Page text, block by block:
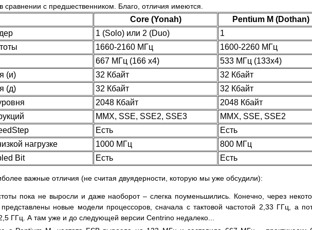
сравнении с предшественником. Благо, отличия имеются.
Core (Yonah)
Pentium M (Dothan)
1 (Solo) или 2 (Duo)
1
1660-2160 МГц
1600-2260 МГц
667 МГц (166 x4)
533 МГц (133x4)
(и)
32 Кбайт
32 Кбайт
(д)
32 Кбайт
32 Кбайт
2048 Кбайт
2048 Кбайт
MMX, SSE, SSE2, SSE3
MMX, SSE, SSE2
Есть
Есть
нагрузке
1000 МГц
800 МГц
Bit
Есть Есть
важные отличия (не считая двуядерности, которую мы уже обсудили):
пока не выросли и даже наоборот ­– слегка поуменьшились. Конечно, через
новые модели процессоров, сначала с тактовой частотой 2,33 ГГц, а
ГГц. А там уже и до следующей версии Centrino недалеко...